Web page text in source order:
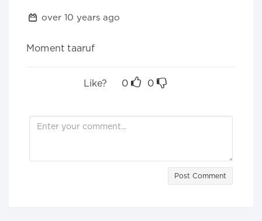
over 10 years ago
Moment taaruf
Like? 0 0
Post Comment